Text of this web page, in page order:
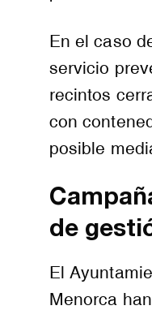
En el caso
servicio
recintos
con
posible
de
El
Menorca